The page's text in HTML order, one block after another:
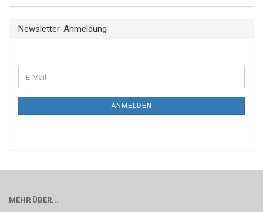
Newsletter-Anmeldung
ANMELDEN
MEHR ÜBER...